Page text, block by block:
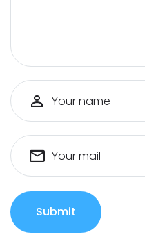
Your name
Your mail
Submit